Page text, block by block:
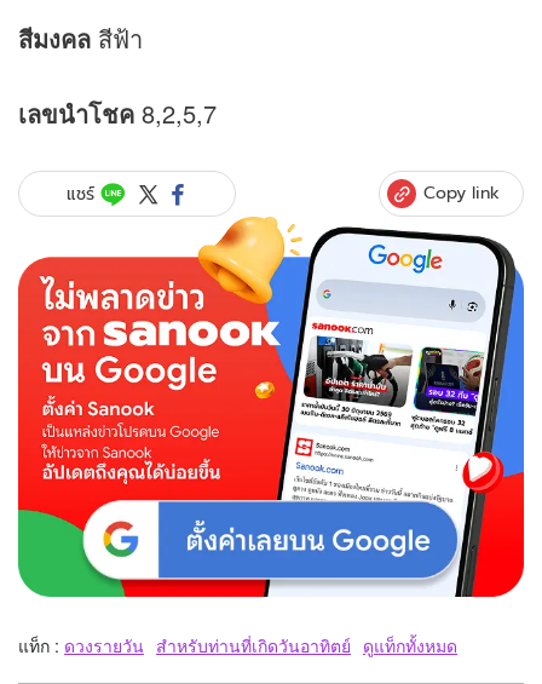
สีมงคล สีฟ้า
เลขนำโชค 8,2,5,7
แชร์ Copy link
แท็ก : ดวงรายวัน สำหรับท่านที่เกิดวันอาทิตย์ ดูแท็กทั้งหมด